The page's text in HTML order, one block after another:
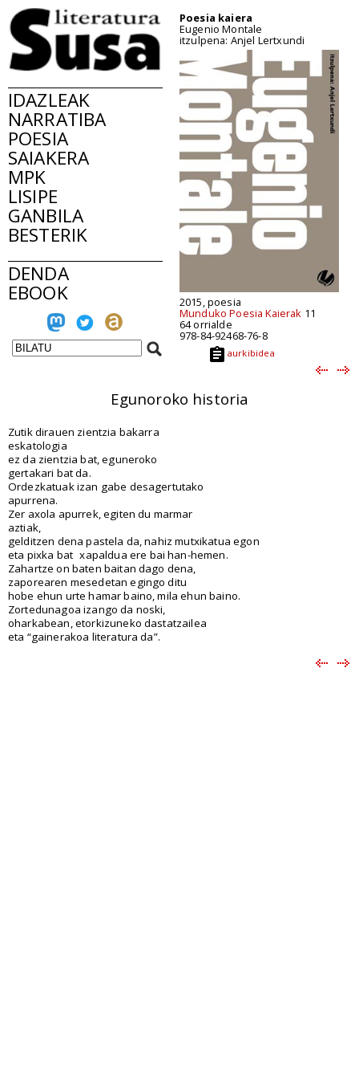
IDAZLEAK
NARRATIBA
POESIA
SAIAKERA
MPK
LISIPE
GANBILA
BESTERIK
DENDA
EBOOK
Poesia kaiera
Eugenio Montale
itzulpena: Anjel Lertxundi
2015, poesia
Munduko Poesia Kaierak 11
64 orrialde
978-84-92468-76-8
aurkibidea
Egunoroko historia
Zutik dirauen zientzia bakarra
eskatologia
ez da zientzia bat, eguneroko
gertakari bat da.
Ordezkatuak izan gabe desagertutako
apurrena.
Zer axola apurrek, egiten du marmar
aztiak,
gelditzen dena pastela da, nahiz mutxikatua egon
eta pixka bat xapaldua ere bai han-hemen.
Zahartze on baten baitan dago dena,
zaporearen mesedetan egingo ditu
hobe ehun urte hamar baino, mila ehun baino.
Zortedunagoa izango da noski,
oharkabean, etorkizuneko dastatzailea
eta “gainerakoa literatura da”.